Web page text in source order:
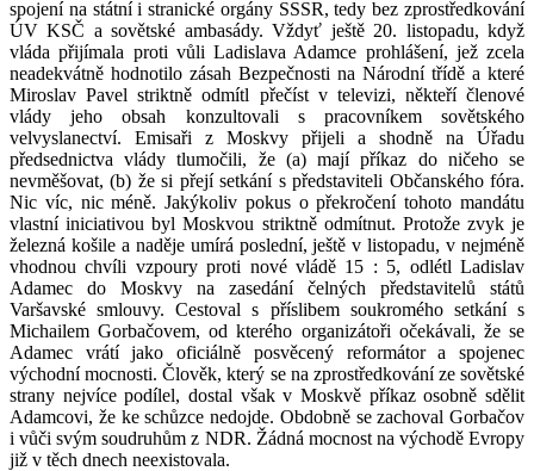
spojení na státní i stranické orgány SSSR, tedy bez zprostředkování
ÚV KSČ a sovětské ambasády. Vždyť ještě 20. listopadu, když
vláda přijímala proti vůli Ladislava Adamce prohlášení, jež zcela
neadekvátně hodnotilo zásah Bezpečnosti na Národní třídě a které
Miroslav Pavel striktně odmítl přečíst v televizi, někteří členové
vlády jeho obsah konzultovali s pracovníkem sovětského
velvyslanectví. Emisaři z Moskvy přijeli a shodně na Úřadu
předsednictva vlády tlumočili, že (a) mají příkaz do ničeho se
nevměšovat, (b) že si přejí setkání s představiteli Občanského fóra.
Nic víc, nic méně. Jakýkoliv pokus o překročení tohoto mandátu
vlastní iniciativou byl Moskvou striktně odmítnut. Protože zvyk je
železná košile a naděje umírá poslední, ještě v listopadu, v nejméně
vhodnou chvíli vzpoury proti nové vládě 15 : 5, odlétl Ladislav
Adamec do Moskvy na zasedání čelných představitelů států
Varšavské smlouvy. Cestoval s příslibem soukromého setkání s
Michailem Gorbačovem, od kterého organizátoři očekávali, že se
Adamec vrátí jako oficiálně posvěcený reformátor a spojenec
východní mocnosti. Člověk, který se na zprostředkování ze sovětské
strany nejvíce podílel, dostal však v Moskvě příkaz osobně sdělit
Adamcovi, že ke schůzce nedojde. Obdobně se zachoval Gorbačov
i vůči svým soudruhům z NDR. Žádná mocnost na východě Evropy
již v těch dnech neexistovala.